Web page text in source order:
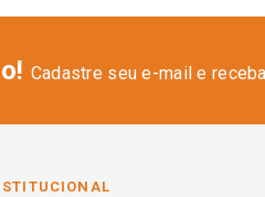
Cadastre seu e-mail e